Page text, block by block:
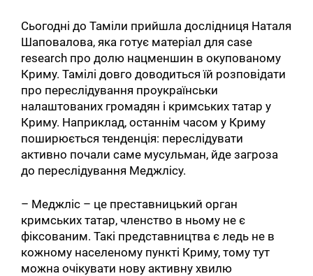
Сьогодні до Таміли прийшла дослідниця Наталя
Шаповалова, яка готує матеріал для case
research про долю нацменшин в окупованому
Криму. Тамілі довго доводиться їй розповідати
про переслідування проукраїнськи
налаштованих громадян і кримських татар у
Криму. Наприклад, останнім часом у Криму
поширюється тенденція: переслідувати
активно почали саме мусульман, йде загроза
до переслідування Меджлісу.
– Меджліс – це преставницький орган
кримських татар, членство в ньому не є
фіксованим. Такі представництва є ледь не в
кожному населеному пункті Криму, тому тут
можна очікувати нову активну хвилю